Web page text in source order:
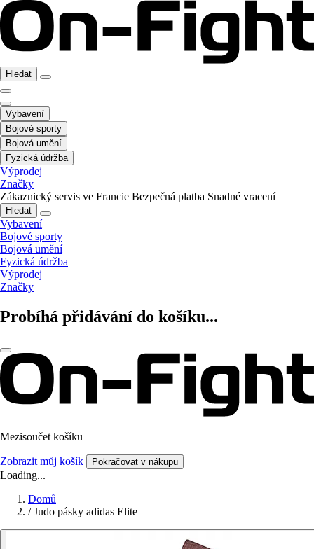
Hledat
Vybavení
Bojové sporty
Bojová umění
Fyzická údržba
Výprodej
Značky
Zákaznický servis ve Francie Bezpečná platba Snadné vracení
Hledat
Vybavení
Bojové sporty
Bojová umění
Fyzická údržba
Výprodej
Značky
Probíhá přidávání do košíku...
Mezisoučet košíku
Zobrazit můj košík Pokračovat v nákupu
Loading...
Domů
/ Judo pásky adidas Elite